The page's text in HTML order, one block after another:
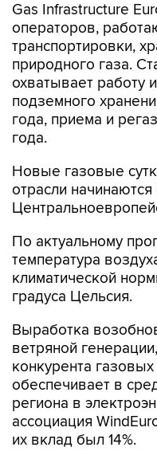
Gas Infrastructure
операторов,
транспортировки,
природного газа.
охватывает работу
подземного
года, приема и
года.
Новые газовые
отрасли
По актуальному
температура
климатической
градуса Цельсия.
Выработка
ветряной
конкурента
обеспечивает в
региона в
ассоциация
их вклад был 14%.